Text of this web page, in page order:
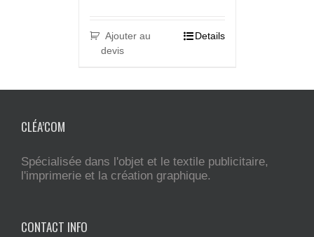
Ajouter au
devis
Details
CLÉA’COM
Spécialisée dans l'objet et le textile publicitaire,
l'imprimerie et la création graphique.
CONTACT INFO